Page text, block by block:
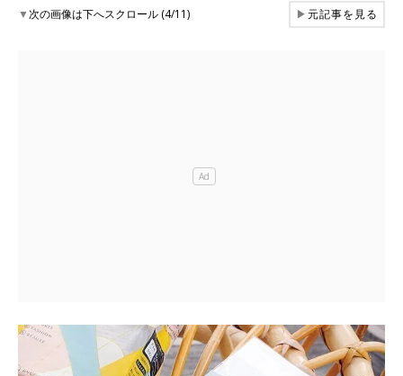
▼次の画像は下へスクロール (4/11) ▶元記事を見る